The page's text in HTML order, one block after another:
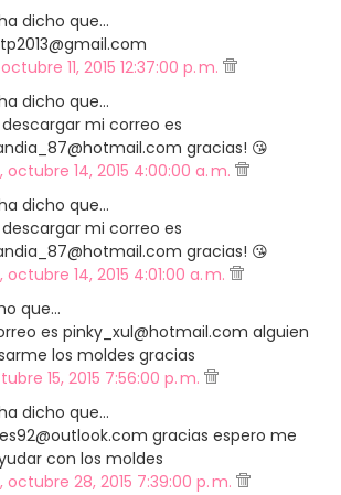
dicho que…
11, 2015 12:37:00 p. m.
dicho que…
mi correo es
gracias! 😘
14, 2015 4:00:00 a. m.
dicho que…
mi correo es
gracias! 😘
14, 2015 4:01:00 a. m.
que…
es pinky_xul@hotmail.com alguien
los moldes gracias
15, 2015 7:56:00 p. m.
dicho que…
gracias espero me
con los moldes
28, 2015 7:39:00 p. m.